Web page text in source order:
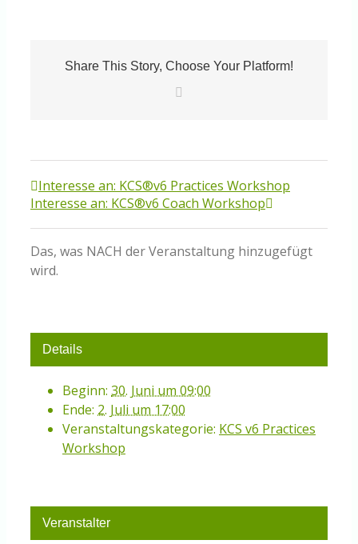
Share This Story, Choose Your Platform!
Interesse an: KCS®v6 Practices Workshop
Interesse an: KCS®v6 Coach Workshop
Das, was NACH der Veranstaltung hinzugefügt
wird.
Details
Beginn: 30. Juni um 09:00
Ende: 2. Juli um 17:00
Veranstaltungskategorie: KCS v6 Practices
Workshop
Veranstalter